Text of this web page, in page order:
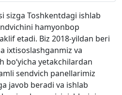
sizga Toshkentdagi ishlab
hamyonbop
etadi. Biz 2018-yildan beri
ixtisoslashganmiz va
bo‘yicha yetakchilardan
sendvich panellarimiz
javob beradi va ishlab